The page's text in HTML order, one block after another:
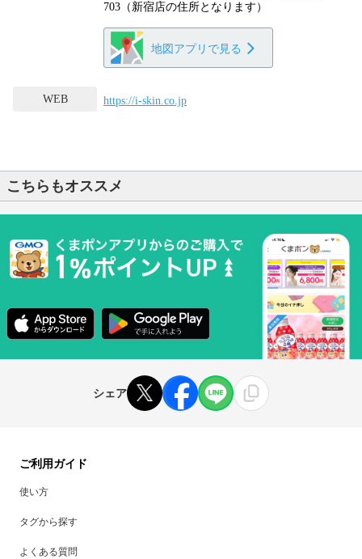
703（新宿店の住所となります）
地図アプリで見る
WEB https://i-skin.co.jp
こちらもオススメ
シェア
ご利用ガイド
使い方
タグから探す
よくある質問